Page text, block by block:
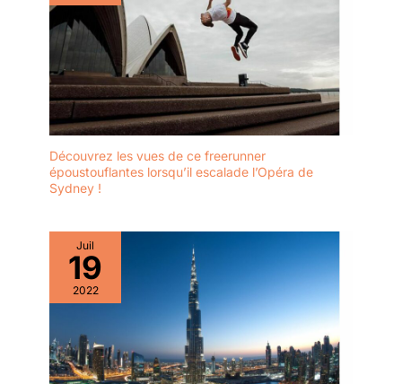
Découvrez les vues de ce freerunner
époustouflantes lorsqu’il escalade l’Opéra de
Sydney !
Juil
19
2022